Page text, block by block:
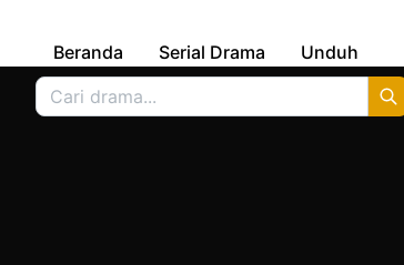
Beranda Serial Drama Unduh